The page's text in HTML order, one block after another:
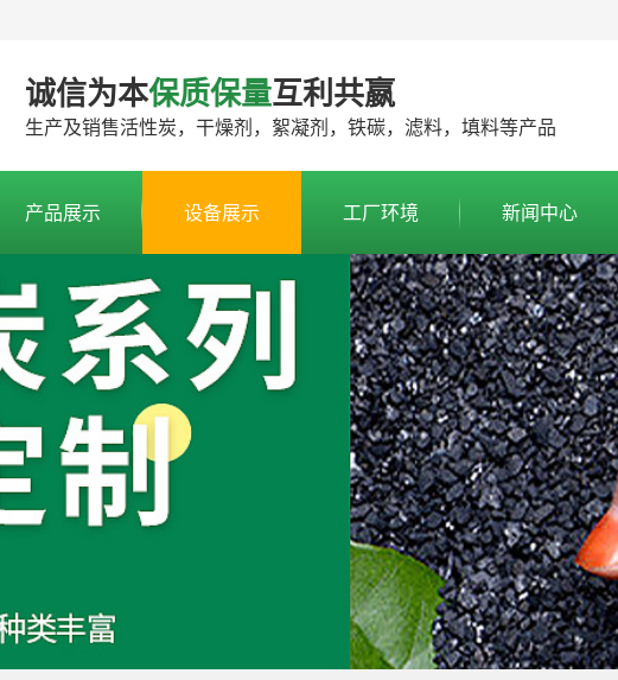
诚信为本保质保量互利共嬴
生产及销售活性炭，干燥剂，絮凝剂，铁碳，滤料，填料等产品
产品展示 设备展示 工厂环境 新闻中心